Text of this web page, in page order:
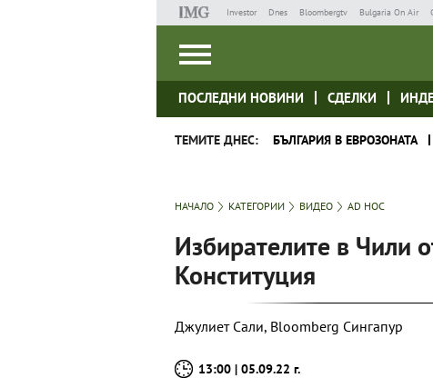
Investor Dnes Bloombergtv Bulgaria On Air
ПОСЛЕДНИ НОВИНИ СДЕЛКИ
ТЕМИТЕ ДНЕС: БЪЛГАРИЯ В ЕВРОЗОНАТА
НАЧАЛО КАТЕГОРИИ ВИДЕО AD HOC
Избирателите в Чили
Конституция
Джулиет Сали, Bloomberg Сингапур
13:00 | 05.09.22 г.